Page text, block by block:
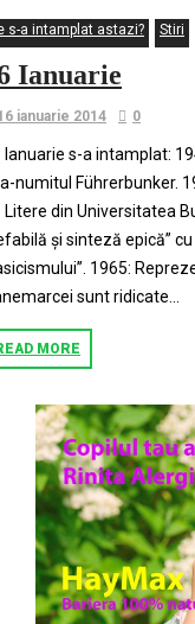
s-a intamplat astazi? Stiri
Ianuarie
ianuarie 2014 0
Ianuarie s-a intamplat:
numitul Führerbunker.
Litere din Universitatea
și sinteză epică”
1965:
sunt ridicate...
MORE